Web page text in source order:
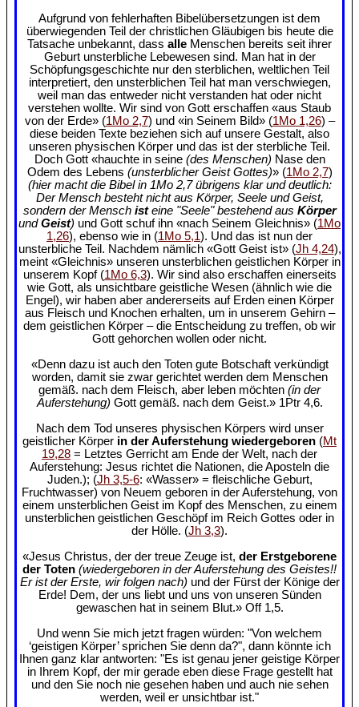
Aufgrund von fehlerhaften Bibelübersetzungen ist dem
überwiegenden Teil der christlichen Gläubigen bis heute die
Tatsache unbekannt, dass alle Menschen bereits seit ihrer
Geburt unsterbliche Lebewesen sind. Man hat in der
Schöpfungsgeschichte nur den sterblichen, weltlichen Teil
interpretiert, den unsterblichen Teil hat man verschwiegen,
weil man das entweder nicht verstanden hat oder nicht
verstehen wollte. Wir sind von Gott erschaffen «aus Staub
von der Erde» (1Mo 2,7) und «in Seinem Bild» (1Mo 1,26) –
diese beiden Texte beziehen sich auf unsere Gestalt, also
unseren physischen Körper und das ist der sterbliche Teil.
Doch Gott «hauchte in seine (des Menschen) Nase den
Odem des Lebens (unsterblicher Geist Gottes)» (1Mo 2,7)
(hier macht die Bibel in 1Mo 2,7 übrigens klar und deutlich:
Der Mensch besteht nicht aus Körper, Seele und Geist,
sondern der Mensch isteine "Seele" bestehend aus Körper
undGeist) und Gott schuf ihn «nach Seinem Gleichnis» (1Mo
1,26), ebenso wie in (1Mo 5,1). Und das ist nun der
unsterbliche Teil. Nachdem nämlich «Gott Geist ist» (Jh 4,24),
meint «Gleichnis» unseren unsterblichen geistlichen Körper in
unserem Kopf (1Mo 6,3). Wir sind also erschaffen einerseits
wie Gott, als unsichtbare geistliche Wesen (ähnlich wie die
Engel), wir haben aber andererseits auf Erden einen Körper
aus Fleisch und Knochen erhalten, um in unserem Gehirn –
dem geistlichen Körper – die Entscheidung zu treffen, ob wir
Gott gehorchen wollen oder nicht.
«Denn dazu ist auch den Toten gute Botschaft verkündigt
worden, damit sie zwar gerichtet werden dem Menschen
gemäß. nach dem Fleisch, aber leben möchten (in der
Auferstehung) Gott gemäß. nach dem Geist.» 1Ptr 4,6.
Nach dem Tod unseres physischen Körpers wird unser
geistlicher Körper in der Auferstehung wiedergeboren (Mt
19,28 = Letztes Gerricht am Ende der Welt, nach der
Auferstehung: Jesus richtet die Nationen, die Aposteln die
Juden.); (Jh 3,5-6: «Wasser» = fleischliche Geburt,
Fruchtwasser) von Neuem geboren in der Auferstehung, von
einem unsterblichen Geist im Kopf des Menschen, zu einem
unsterblichen geistlichen Geschöpf im Reich Gottes oder in
der Hölle. (Jh 3,3).
«Jesus Christus, der der treue Zeuge ist, der Erstgeborene
der Toten (wiedergeboren in der Auferstehung des Geistes!!
Er ist der Erste, wir folgen nach) und der Fürst der Könige der
Erde! Dem, der uns liebt und uns von unseren Sünden
gewaschen hat in seinem Blut.» Off 1,5.
Und wenn Sie mich jetzt fragen würden: "Von welchem
‘geistigen Körper’ sprichen Sie denn da?", dann könnte ich
Ihnen ganz klar antworten: "Es ist genau jener geistige Körper
in Ihrem Kopf, der mir gerade eben diese Frage gestellt hat
und den Sie noch nie gesehen haben und auch nie sehen
werden, weil er unsichtbar ist."